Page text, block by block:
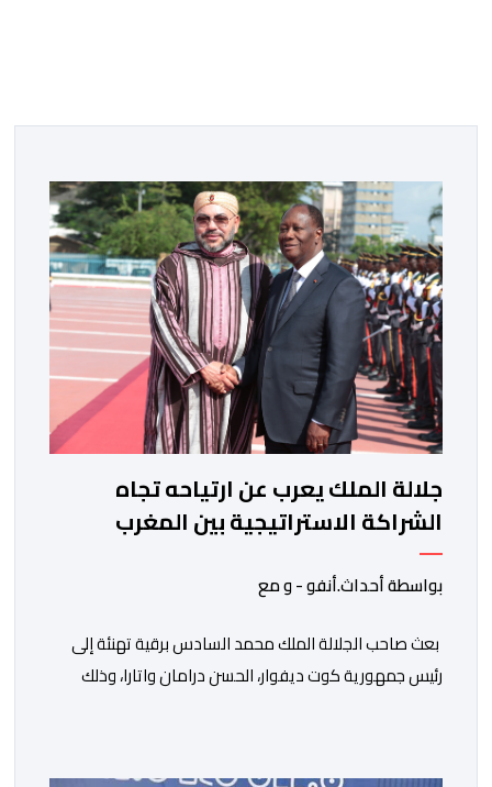
جلالة الملك يعرب عن ارتياحه تجاه
الشراكة الاستراتيجية بين المغرب
والكوت ديفوار
بواسطة أحداث.أنفو - و مع
بعث صاحب الجلالة الملك محمد السادس برقية تهنئة إلى
رئيس جمهورية كوت ديفوار، الحسن درامان واتارا، وذلك
متمنيات جلالته بموصول التقدم والازدهار للشعب الإيفواري.